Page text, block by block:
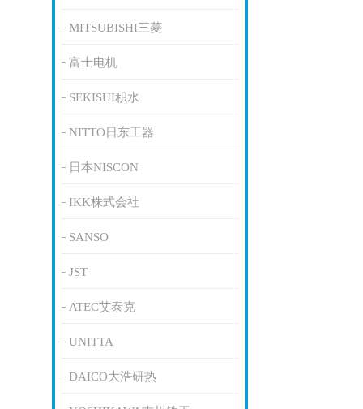
MITSUBISHI三菱
富士电机
SEKISUI积水
NITTO日东工器
日本NISCON
IKK株式会社
SANSO
JST
ATEC艾泰克
UNITTA
DAICO大浩研热